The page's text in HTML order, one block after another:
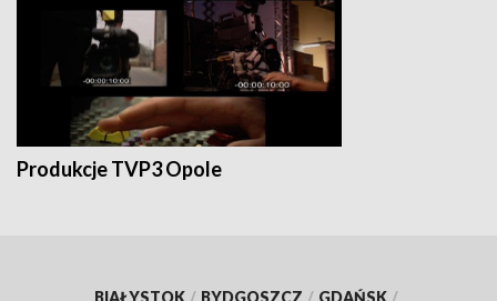
Produkcje TVP3 Opole